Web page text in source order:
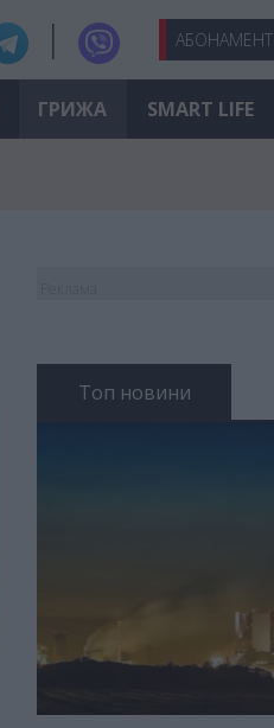
АБОНАМЕНТ
ГРИЖА SMART LIFE
Топ новини